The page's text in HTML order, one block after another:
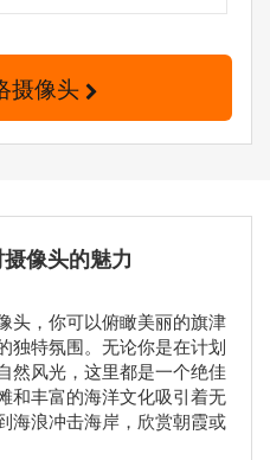
摄像头
像头的魅力
头，你可以俯瞰美丽的旗津
独特氛围。无论你是在计划
然风光，这里都是一个绝佳
和丰富的海洋文化吸引着无
海浪冲击海岸，欣赏朝霞或